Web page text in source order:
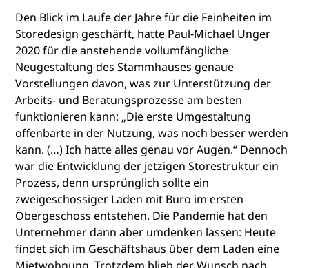
Den Blick im Laufe der Jahre für die Feinheiten im
Storedesign geschärft, hatte Paul-Michael Unger
2020 für die anstehende vollumfängliche
Neugestaltung des Stammhauses genaue
Vorstellungen davon, was zur Unterstützung der
Arbeits- und Beratungsprozesse am besten
funktionieren kann: „Die erste Umgestaltung
offenbarte in der Nutzung, was noch besser werden
kann. (…) Ich hatte alles genau vor Augen.“ Dennoch
war die Entwicklung der jetzigen Storestruktur ein
Prozess, denn ursprünglich sollte ein
zweigeschossiger Laden mit Büro im ersten
Obergeschoss entstehen. Die Pandemie hat den
Unternehmer dann aber umdenken lassen: Heute
findet sich im Geschäftshaus über dem Laden eine